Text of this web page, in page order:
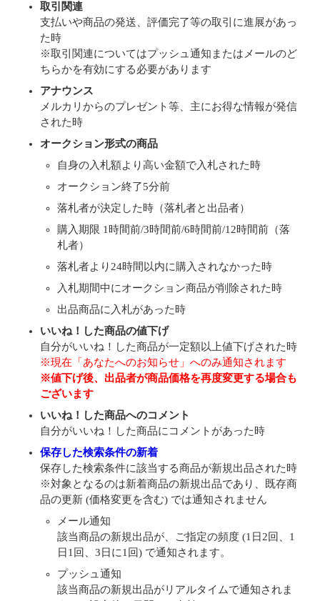
取引関連
支払いや商品の発送、評価完了等の取引に進展があっ
た時
※取引関連についてはプッシュ通知またはメールのど
ちらかを有効にする必要があります
アナウンス
メルカリからのプレゼント等、主にお得な情報が発信
された時
オークション形式の商品
自身の入札額より高い金額で入札された時
オークション終了5分前
落札者が決定した時（落札者と出品者）
購入期限 1時間前/3時間前/6時間前/12時間前（落
札者）
落札者より24時間以内に購入されなかった時
入札期間中にオークション商品が削除された時
出品商品に入札があった時
いいね！した商品の値下げ
自分がいいね！した商品が一定額以上値下げされた時
※現在「あなたへのお知らせ」へのみ通知されます
※値下げ後、出品者が商品価格を再度変更する場合も
ございます
いいね！した商品へのコメント
自分がいいね！した商品にコメントがあった時
保存した検索条件の新着
保存した検索条件に該当する商品が新規出品された時
※対象となるのは新着商品の新規出品であり、既存商
品の更新 (価格変更を含む) では通知されません
メール通知
該当商品の新規出品が、ご指定の頻度 (1日2回、1
日1回、3日に1回) で通知されます。
プッシュ通知
該当商品の新規出品がリアルタイムで通知されま